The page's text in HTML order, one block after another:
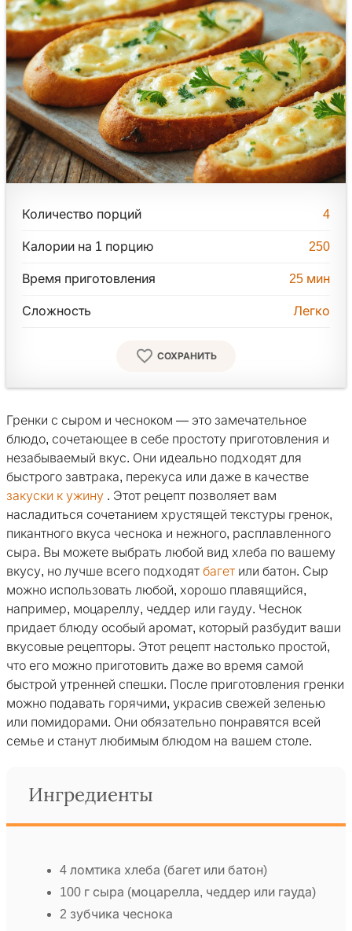
Количество порций 4
Калории на 1 порцию 250
Время приготовления 25 мин
Сложность Легко
СОХРАНИТЬ
Гренки с сыром и чесноком — это замечательное
блюдо, сочетающее в себе простоту приготовления и
незабываемый вкус. Они идеально подходят для
быстрого завтрака, перекуса или даже в качестве
закуски к ужину . Этот рецепт позволяет вам
насладиться сочетанием хрустящей текстуры гренок,
пикантного вкуса чеснока и нежного, расплавленного
сыра. Вы можете выбрать любой вид хлеба по вашему
вкусу, но лучше всего подходят багет или батон. Сыр
можно использовать любой, хорошо плавящийся,
например, моцареллу, чеддер или гауду. Чеснок
придает блюду особый аромат, который разбудит ваши
вкусовые рецепторы. Этот рецепт настолько простой,
что его можно приготовить даже во время самой
быстрой утренней спешки. После приготовления гренки
можно подавать горячими, украсив свежей зеленью
или помидорами. Они обязательно понравятся всей
семье и станут любимым блюдом на вашем столе.
Ингредиенты
4 ломтика хлеба (багет или батон)
100 г сыра (моцарелла, чеддер или гауда)
2 зубчика чеснока